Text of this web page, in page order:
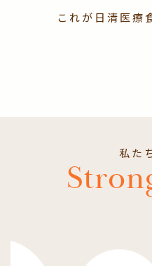
これが日清医療
私た